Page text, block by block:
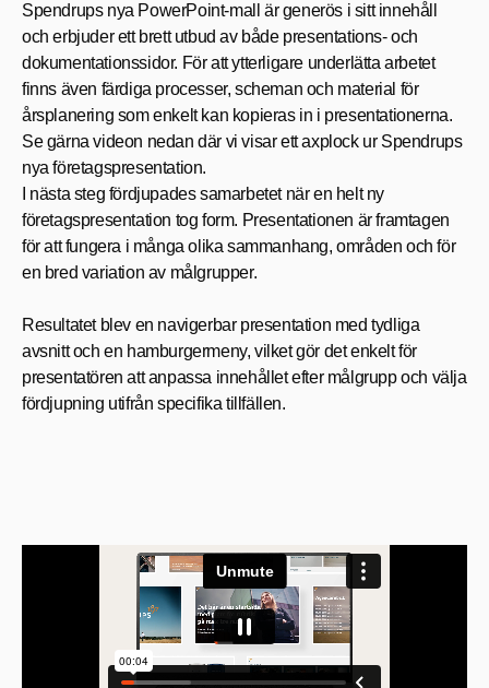
Spendrups nya PowerPoint‑mall är generös i sitt innehåll
och erbjuder ett brett utbud av både presentations- och
dokumentationssidor. För att ytterligare underlätta arbetet
finns även färdiga processer, scheman och material för
årsplanering som enkelt kan kopieras in i presentationerna.
Se gärna videon nedan där vi visar ett axplock ur Spendrups
nya företagspresentation.
I nästa steg fördjupades samarbetet när en helt ny
företagspresentation tog form. Presentationen är framtagen
för att fungera i många olika sammanhang, områden och för
en bred variation av målgrupper.
Resultatet blev en navigerbar presentation med tydliga
avsnitt och en hamburgermeny, vilket gör det enkelt för
presentatören att anpassa innehållet efter målgrupp och välja
fördjupning utifrån specifika tillfällen.